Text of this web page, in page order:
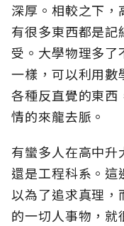
深厚。相較之下，
有很多東西都是
受。大學物理多
一樣，可以利用數
各種反直覺的東西
情的來龍去脈。
有蠻多人在高中
還是工程科系。
以為了追求真理，
的一切人事物，